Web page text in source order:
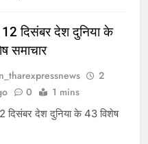
12 दिसंबर देश दुनिया के
समाचार
2
0 1 mins
दिसंबर देश दुनिया के 43 विशेष